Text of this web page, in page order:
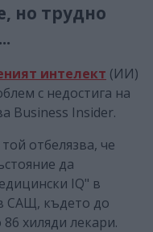
но трудно
интелект (ИИ)
с недостига на
Business Insider.
отбелязва, че
да
IQ" в
САЩ, където до
86 хиляди лекари.